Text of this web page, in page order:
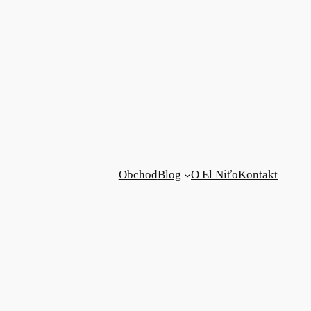
ObchodBlog O El NiťoKontakt